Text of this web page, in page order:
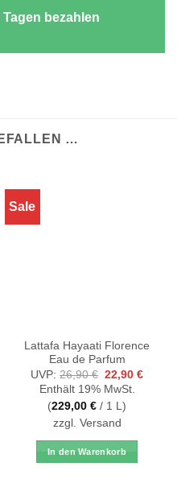
bezahlen
…
Sale
Lattafa Hayaati Florence
Eau de Parfum
UVP: 26,90€
Preis
war:
26,90 €
22,90€
Enthält 19% MwSt.
(229,00 € / 1 L)
zzgl. Versand
In den Warenkorb